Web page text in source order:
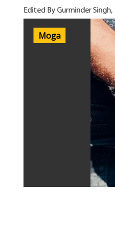
Edited By Gurminder Singh,
Moga